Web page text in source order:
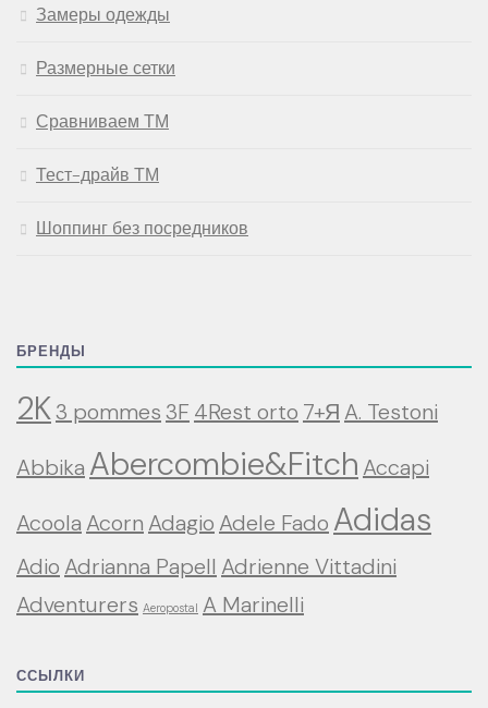
Замеры одежды
Размерные сетки
Сравниваем ТМ
Тест-драйв ТМ
Шоппинг без посредников
БРЕНДЫ
2K3 pommes3F 4Rest orto 7+Я A. Testoni
Abbika Abercombie&Fitch Accapi
Acoola Acorn Adagio Adele Fado Adidas
Adio Adrianna Papell Adrienne Vittadini
Adventurers Aeropostal A Marinelli
ССЫЛКИ